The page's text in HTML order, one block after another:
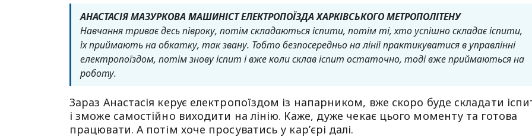
АНАСТАСІЯ МАЗУРКОВА МАШИНІСТ ЕЛЕКТРОПОЇЗДА ХАРКІВСЬКОГО МЕТРОПОЛІТЕНУ
Навчання триває десь півроку, потім складаються іспити, потім ті, хто успішно складає іспити,
їх приймають на обкатку, так звану. Тобто безпосередньо на лінії практикуватися в управлінні
електропоїздом, потім знову іспит і вже коли склав іспит остаточно, тоді вже приймаються на
роботу.
Зараз Анастасія керує електропоїздом із напарником, вже скоро буде складати
і зможе самостійно виходити на лінію. Каже, дуже чекає цього моменту та готова
працювати. А потім хоче просуватись у кар’єрі далі.